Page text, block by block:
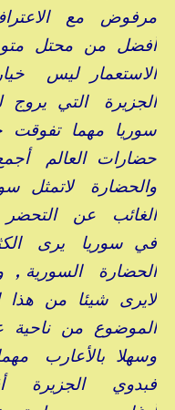
مرفوض مع
أفضل من محتل
الاستعمار ليس
الجزيرة التي
سوريا مهما تفوقت
حضارات العالم
والحضارة لاتمثل
الغائب عن
في سوريا يرى
الحضارة السورية
لايرى شيئا من هذا
الموضوع من ناحية
وسهلا بالأعارب
فبدوي الجزيرة